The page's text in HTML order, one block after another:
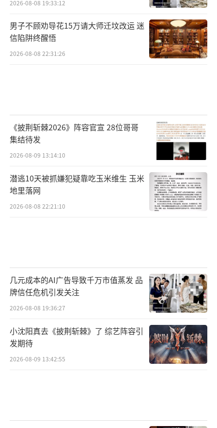
2026-08-08 19:33:12
男子不顾劝导花15万请大师迁坟改运 迷
信陷阱终醒悟
2026-08-08 22:31:26
《披荆斩棘2026》阵容官宣 28位哥哥
集结待发
2026-08-09 13:14:10
潜逃10天被抓嫌犯疑靠吃玉米维生 玉米
地里落网
2026-08-08 22:21:10
几元成本的AI广告导致千万市值蒸发 品
牌信任危机引发关注
2026-08-08 19:36:27
小沈阳真去《披荆斩棘》了 综艺阵容引
发期待
2026-08-09 13:42:55